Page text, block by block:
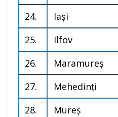
24.
Iași
25.
Ilfov
26.
Maramureș
27.
Mehedinți
28.
Mureș